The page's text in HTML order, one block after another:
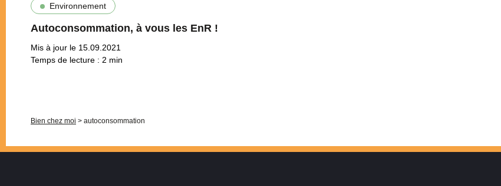
Environnement
Autoconsommation, à vous les EnR !
Mis à jour le 15.09.2021
Temps de lecture : 2 min
Bien chez moi > autoconsommation